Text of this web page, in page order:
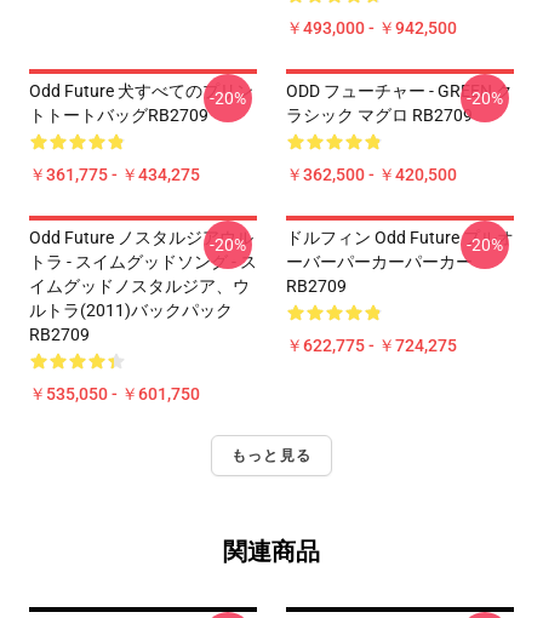
￥493,000 - ￥942,500
Odd Future 犬すべてのプリン
トトートバッグRB2709
￥361,775 - ￥434,275
-20%
ODD フューチャー - GREEN ク
ラシック マグロ RB2709
￥362,500 - ￥420,500
-20%
Odd Future ノスタルジアウル
トラ - スイムグッドソング - ス
イムグッドノスタルジア、ウ
ルトラ(2011)バックパック
RB2709
￥535,050 - ￥601,750
-20%
ドルフィン Odd Future プルオ
ーバーパーカーパーカー
RB2709
￥622,775 - ￥724,275
-20%
もっと見る
関連商品